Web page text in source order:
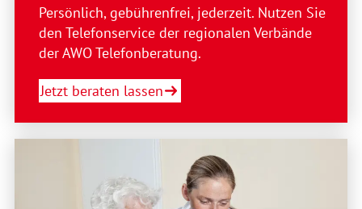
Persönlich, gebührenfrei, jederzeit. Nutzen Sie
den Telefonservice der regionalen Verbände
der AWO Telefonberatung.
Jetzt beraten lassen